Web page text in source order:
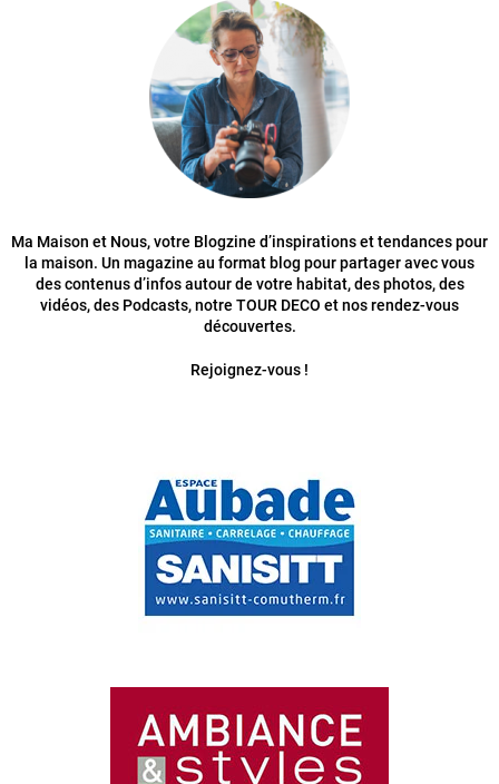
Ma Maison et Nous, votre Blogzine d’inspirations et tendances pour
la maison. Un magazine au format blog pour partager avec vous
des contenus d’infos autour de votre habitat, des photos, des
vidéos, des Podcasts, notre TOUR DECO et nos rendez-vous
découvertes.
Rejoignez-vous !